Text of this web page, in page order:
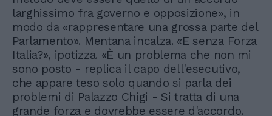
larghissimo fra governo e opposizione», in
modo da «rappresentare una grossa parte del
Parlamento». Mentana incalza. «E senza Forza
Italia?», ipotizza. «È un problema che non mi
sono posto - replica il capo dell'esecutivo,
che appare teso solo quando si parla dei
problemi di Palazzo Chigi - Si tratta di una
grande forza e dovrebbe essere d'accordo.